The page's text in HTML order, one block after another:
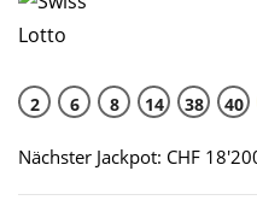
2 6 8 14 38 40
Nächster Jackpot: CHF